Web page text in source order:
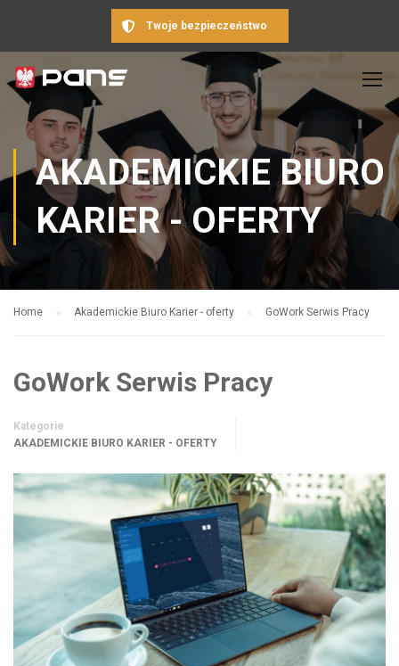
Twoje bezpieczeństwo
AKADEMICKIE BIURO
KARIER - OFERTY
Home Akademickie Biuro Karier - oferty GoWork Serwis Pracy
GoWork Serwis Pracy
Kategorie
AKADEMICKIE BIURO KARIER - OFERTY